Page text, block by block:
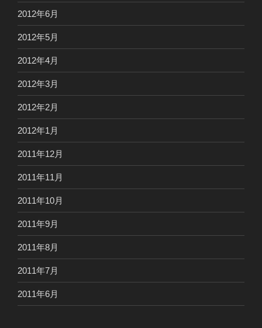
2012年6月
2012年5月
2012年4月
2012年3月
2012年2月
2012年1月
2011年12月
2011年11月
2011年10月
2011年9月
2011年8月
2011年7月
2011年6月